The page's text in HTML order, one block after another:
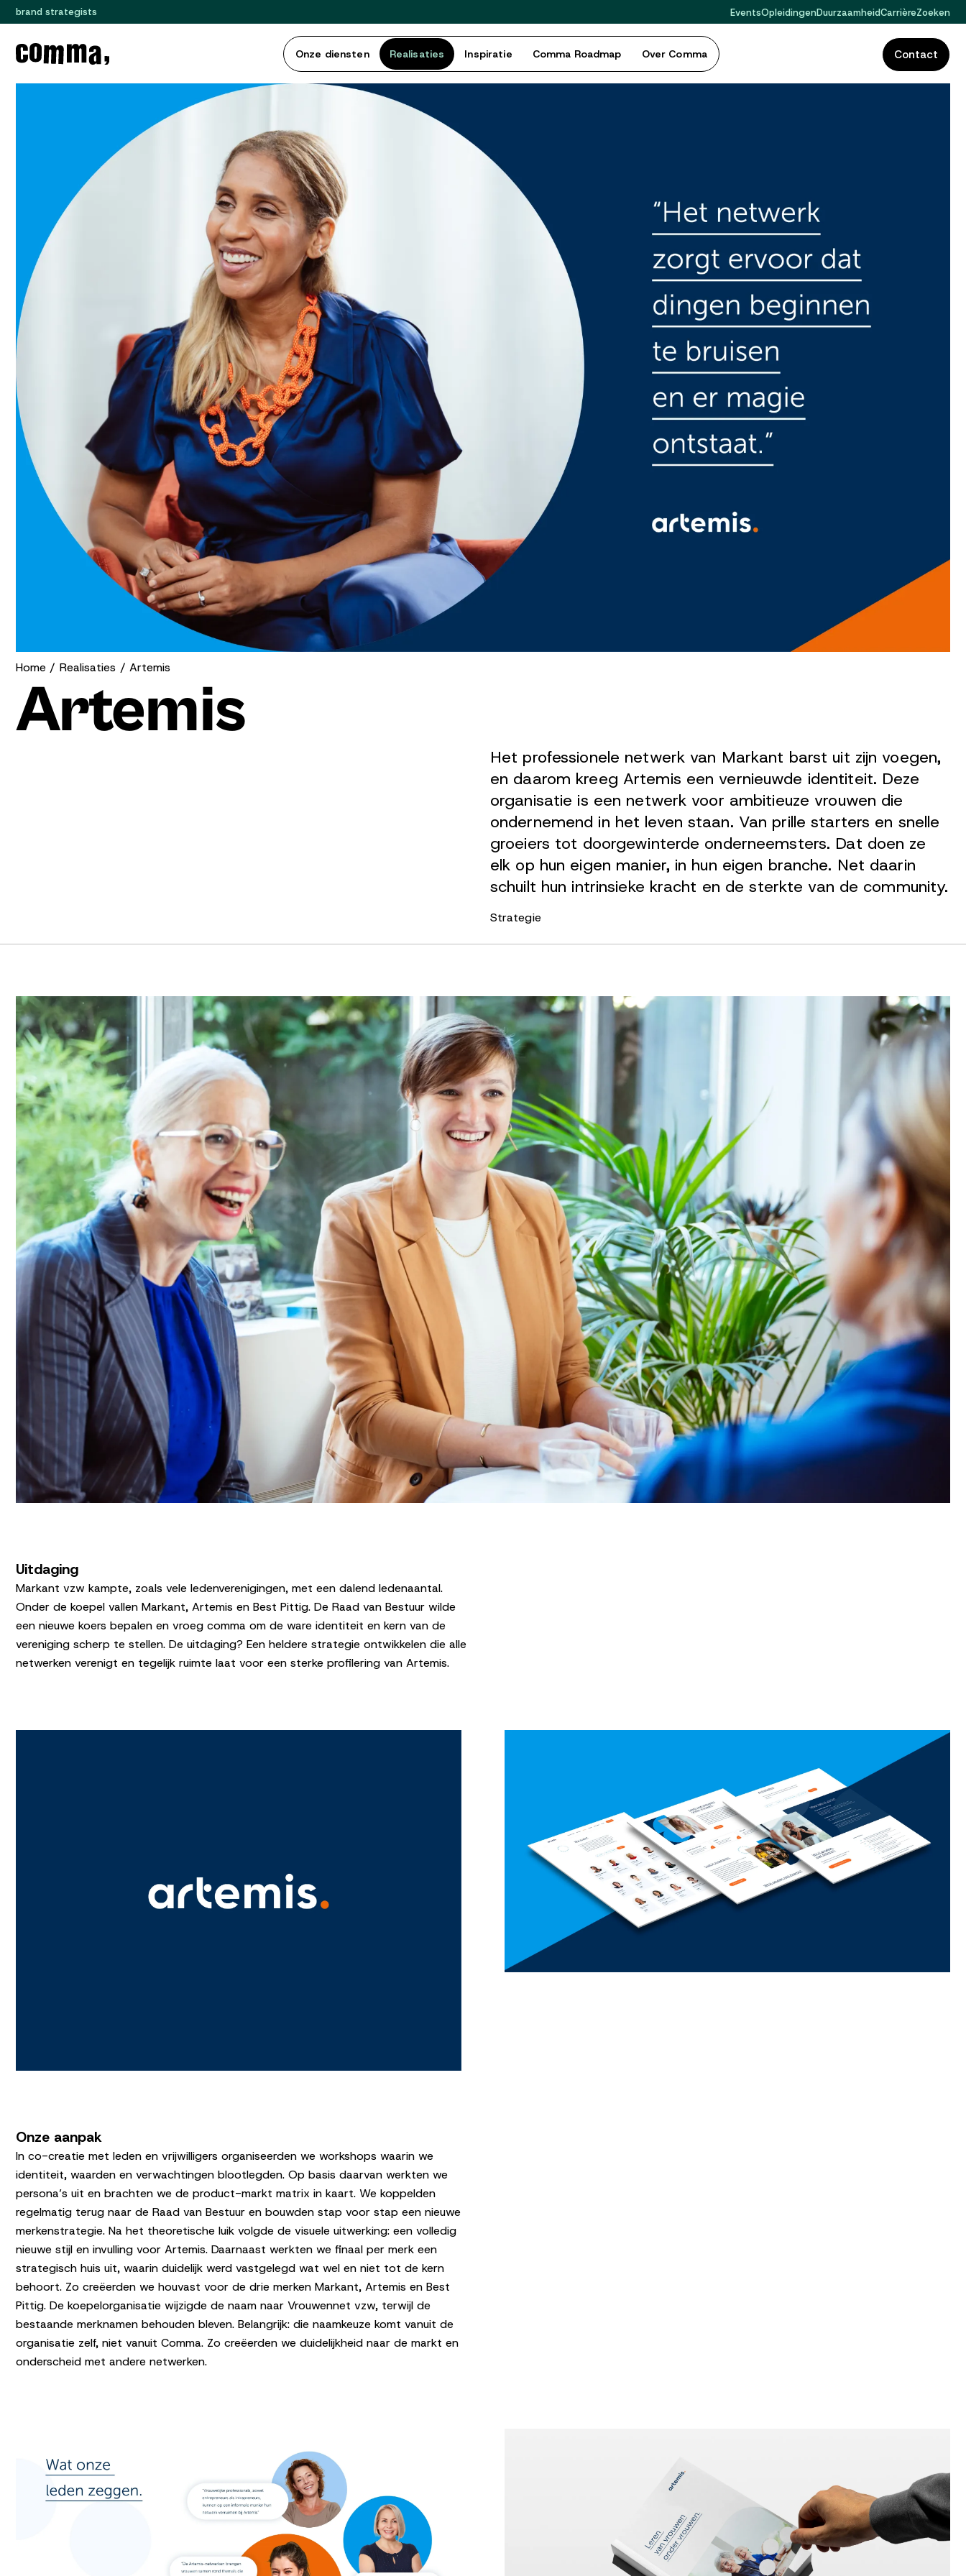
brand strategists EventsOpleidingenDuurzaamheidCarrièreZoeken
Onze diensten Realisaties Inspiratie Comma Roadmap Over Comma Contact
Home Realisaties Artemis
Artemis
Het professionele netwerk van Markant barst uit zijn voegen,
en daarom kreeg Artemis een vernieuwde identiteit. Deze
organisatie is een netwerk voor ambitieuze vrouwen die
ondernemend in het leven staan. Van prille starters en snelle
groeiers tot doorgewinterde onderneemsters. Dat doen ze
elk op hun eigen manier, in hun eigen branche. Net daarin
schuilt hun intrinsieke kracht en de sterkte van de community.
Strategie
Uitdaging
Markant vzw kampte, zoals vele ledenverenigingen, met een dalend ledenaantal.
Onder de koepel vallen Markant, Artemis en Best Pittig. De Raad van Bestuur wilde
een nieuwe koers bepalen en vroeg comma om de ware identiteit en kern van de
vereniging scherp te stellen. De uitdaging? Een heldere strategie ontwikkelen die alle
netwerken verenigt en tegelijk ruimte laat voor een sterke profilering van Artemis.
Onze aanpak
In co-creatie met leden en vrijwilligers organiseerden we workshops waarin we
identiteit, waarden en verwachtingen blootlegden. Op basis daarvan werkten we
persona’s uit en brachten we de product-markt matrix in kaart. We koppelden
regelmatig terug naar de Raad van Bestuur en bouwden stap voor stap een nieuwe
merkenstrategie. Na het theoretische luik volgde de visuele uitwerking: een volledig
nieuwe stijl en invulling voor Artemis. Daarnaast werkten we finaal per merk een
strategisch huis uit, waarin duidelijk werd vastgelegd wat wel en niet tot de kern
behoort. Zo creëerden we houvast voor de drie merken Markant, Artemis en Best
Pittig. De koepelorganisatie wijzigde de naam naar Vrouwennet vzw, terwijl de
bestaande merknamen behouden bleven. Belangrijk: die naamkeuze komt vanuit de
organisatie zelf, niet vanuit Comma. Zo creëerden we duidelijkheid naar de markt en
onderscheid met andere netwerken.